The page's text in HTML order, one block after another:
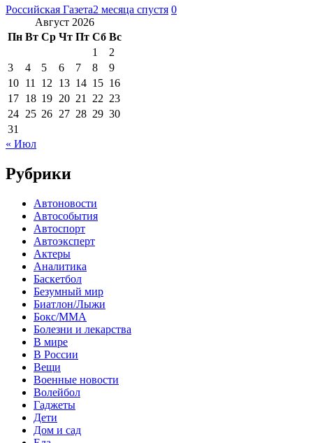
Российская Газета2 месяца спустя 0
Август 2026
Пн Вт Ср Чт Пт Сб Вс
1
2
3
4 5 6 7 8
9
10 11 12 13 14 15 16
17 18 19 20 21 22 23
24 25 26 27 28 29 30
31
« Июл
Рубрики
Автоновости
Автособытия
Автоспорт
Автоэксперт
Актеры
Аналитика
Баскетбол
Безумный мир
Биатлон/Лыжи
Бокс/MMA
Болезни и лекарства
В мире
В России
Вещи
Военные новости
Волейбол
Гаджеты
Дети
Дом и сад